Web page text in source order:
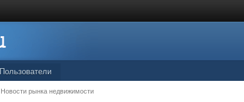
Пользователи
Новости рынка недвижимости